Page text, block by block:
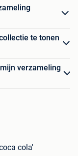
te tonen
verzameling
cola'